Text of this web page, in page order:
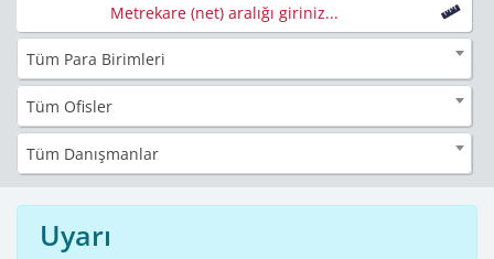
Metrekare (net) aralığı giriniz...
Tüm Para Birimleri
Tüm Ofisler
Tüm Danışmanlar
Uyarı